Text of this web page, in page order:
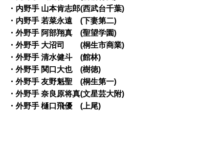
・内野手 山本肯志郎(西武台千葉)
・内野手 若菜永遠 (下妻第二)
・外野手 阿部翔真 (聖望学園)
・外野手 大沼司 (桐生市商業)
・外野手 清水健斗 (館林)
・外野手 関口大也 (樹徳)
・外野手 友野魁聖 (桐生第一)
・外野手 奈良原将真(文星芸大附)
・外野手 樋口飛優 (上尾)